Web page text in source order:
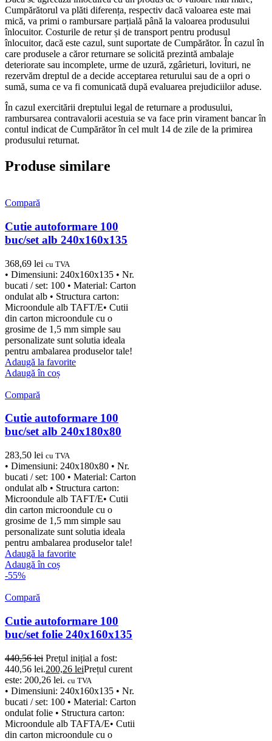
Cumpărătorul va plăti diferența, respectiv dacă valoarea este mai
mică, va primi o rambursare parțială până la valoarea produsului
înlocuitor. Costurile de retur și de transport pentru produsul
înlocuitor, dacă este cazul, sunt suportate de Cumpărător. În cazul în
care produsele a căror returnare se solicită prezintă ambalaje
deteriorate sau incomplete, urme de uzură, zgârieturi, lovituri, ne
rezervăm dreptul de a decide acceptarea returului sau de a opri o
sumă, suma ce va fi comunicată după evaluarea prejudiciilor aduse.
În cazul exercitării dreptului legal de returnare a produsului,
rambursarea contravalorii acestuia se va face prin virament bancar în
contul indicat de Cumpărător în cel mult 14 de zile de la primirea
produsului returnat.
Produse similare
Compară
Cutie autoformare 100
buc/set alb 240x160x135
368,69 lei cu TVA
• Dimensiuni: 240x160x135 • Nr.
bucati / set: 100 • Material: Carton
ondulat alb • Structura carton:
Microondule alb TAFT/E• Cutii
din carton microondule cu o
grosime de 1,5 mm simple sau
personalizate sunt solutia ideala
pentru ambalarea produselor tale!
Adaugă la favorite
Adaugă în coș
Compară
Cutie autoformare 100
buc/set alb 240x180x80
283,50 lei cu TVA
• Dimensiuni: 240x180x80 • Nr.
bucati / set: 100 • Material: Carton
ondulat alb • Structura carton:
Microondule alb TAFT/E• Cutii
din carton microondule cu o
grosime de 1,5 mm simple sau
personalizate sunt solutia ideala
pentru ambalarea produselor tale!
Adaugă la favorite
Adaugă în coș
-55%
Compară
Cutie autoformare 100
buc/set folie 240x160x135
440,56lei Prețul inițial a fost:
440,56 lei.200,26 leiPrețul curent
este: 200,26 lei. cu TVA
• Dimensiuni: 240x160x135 • Nr.
bucati / set: 100 • Material: Carton
ondulat folie • Structura carton:
Microondule alb TAFTA/E• Cutii
din carton microondule cu o